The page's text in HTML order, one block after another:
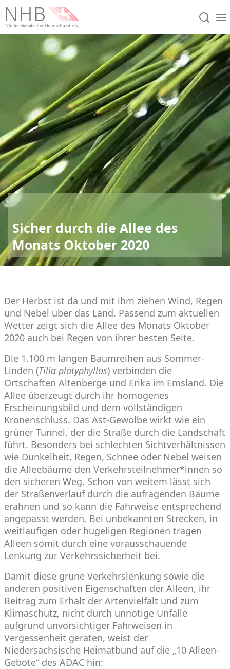
Sicher durch die Allee des
Monats Oktober 2020
Der Herbst ist da und mit ihm ziehen Wind, Regen
und Nebel über das Land. Passend zum aktuellen
Wetter zeigt sich die Allee des Monats Oktober
2020 auch bei Regen von ihrer besten Seite.
Die 1.100 m langen Baumreihen aus Sommer-
Linden (Tilia platyphyllos) verbinden die
Ortschaften Altenberge und Erika im Emsland. Die
Allee überzeugt durch ihr homogenes
Erscheinungsbild und dem vollständigen
Kronenschluss. Das Ast-Gewölbe wirkt wie ein
grüner Tunnel, der die Straße durch die Landschaft
führt. Besonders bei schlechten Sichtverhältnissen
wie Dunkelheit, Regen, Schnee oder Nebel weisen
die Alleebäume den Verkehrsteilnehmer*innen so
den sicheren Weg. Schon von weitem lässt sich
der Straßenverlauf durch die aufragenden Bäume
erahnen und so kann die Fahrweise entsprechend
angepasst werden. Bei unbekannten Strecken, in
weitläufigen oder hügeligen Regionen tragen
Alleen somit durch eine vorausschauende
Lenkung zur Verkehrssicherheit bei.
Damit diese grüne Verkehrslenkung sowie die
anderen positiven Eigenschaften der Alleen, ihr
Beitrag zum Erhalt der Artenvielfalt und zum
Klimaschutz, nicht durch unnötige Unfälle
aufgrund unvorsichtiger Fahrweisen in
Vergessenheit geraten, weist der
Niedersächsische Heimatbund auf die „10 Alleen-
Gebote“ des ADAC hin: